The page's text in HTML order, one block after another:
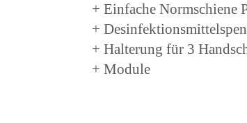
+ Einfache Normschiene
+
+ Halterung für 3
+ Module